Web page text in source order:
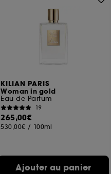
KILIAN PARIS
Woman in gold
Eau de Parfum
19
265,00€
530,00€ / 100ml
Ajouter au panier